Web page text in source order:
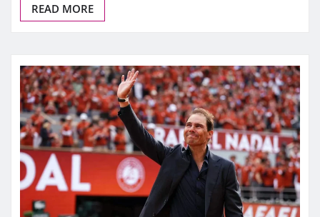
READ MORE